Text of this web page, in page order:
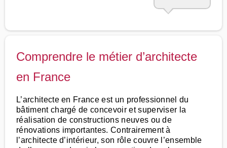
Comprendre le métier d’architecte
en France
L’architecte en France est un professionnel du
bâtiment chargé de concevoir et superviser la
réalisation de constructions neuves ou de
rénovations importantes. Contrairement à
l’architecte d’intérieur, son rôle couvre l’ensemble